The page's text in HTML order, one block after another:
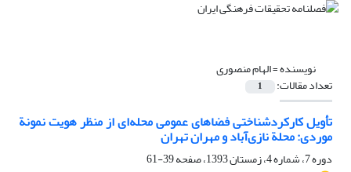
نویسنده =الهام منصوری
تعداد مقالات: 1
تأویل کارکردشناختی فضاهای عمومی محله‌ای از منظر هویت نمونة
موردی: محلة نازی‌آباد و مهران تهران
دوره 7، شماره 4، زمستان 1393، صفحه
39-61